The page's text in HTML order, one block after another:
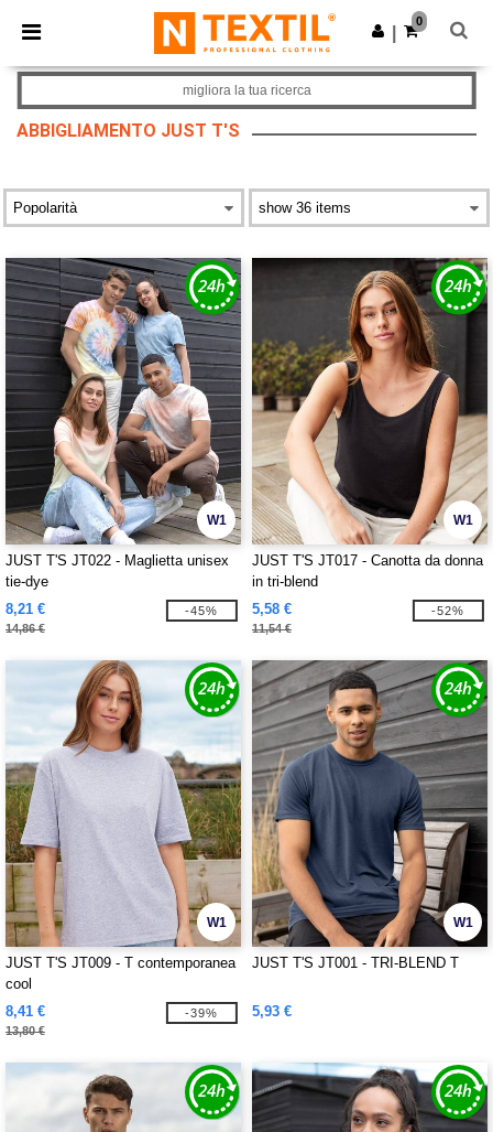
× App Ntextil
Prezzi migliori sull'app!
Scarica app
0
ABBIGLIAMENTO JUST T'S
migliora la tua ricerca
W1
JUST T'S JT022 - Maglietta unisex
tie-dye
8,21 €
14,86 €
-45%
W1
JUST T'S JT017 - Canotta da donna
in tri-blend
5,58 €
11,54 €
-52%
W1
JUST T'S JT009 - T contemporanea
cool
8,41 €
13,80 €
-39%
W1
JUST T'S JT001 - TRI-BLEND T
5,93 €